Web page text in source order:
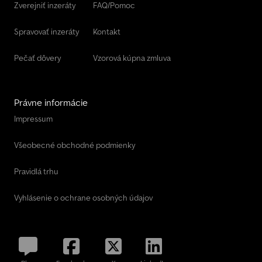
brands. Get advice by phone, visit our website, or come by
Zverejniť inzeráty
Spravovať inzeráty
Pečať dôvery
FAQ/Pomoc
Kontakt
Vzorová kúpna zmluva
Právne informácie
Impressum
Všeobecné obchodné podmienky
Pravidlá trhu
Vyhlásenie o ochrane osobných údajov